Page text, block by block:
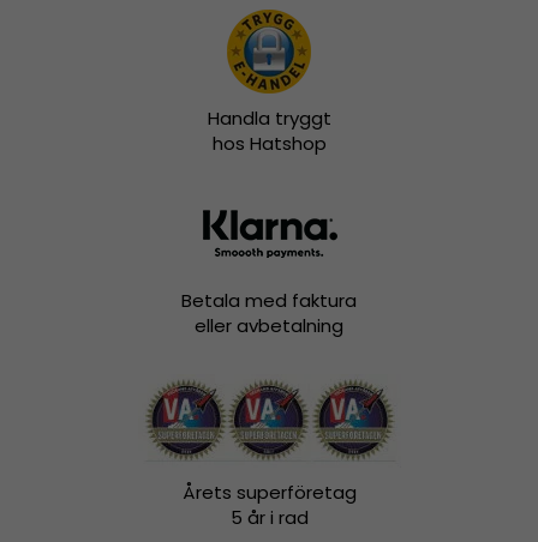
Handla tryggt
hos Hatshop
Betala med faktura
eller avbetalning
Årets superföretag
5 år i rad